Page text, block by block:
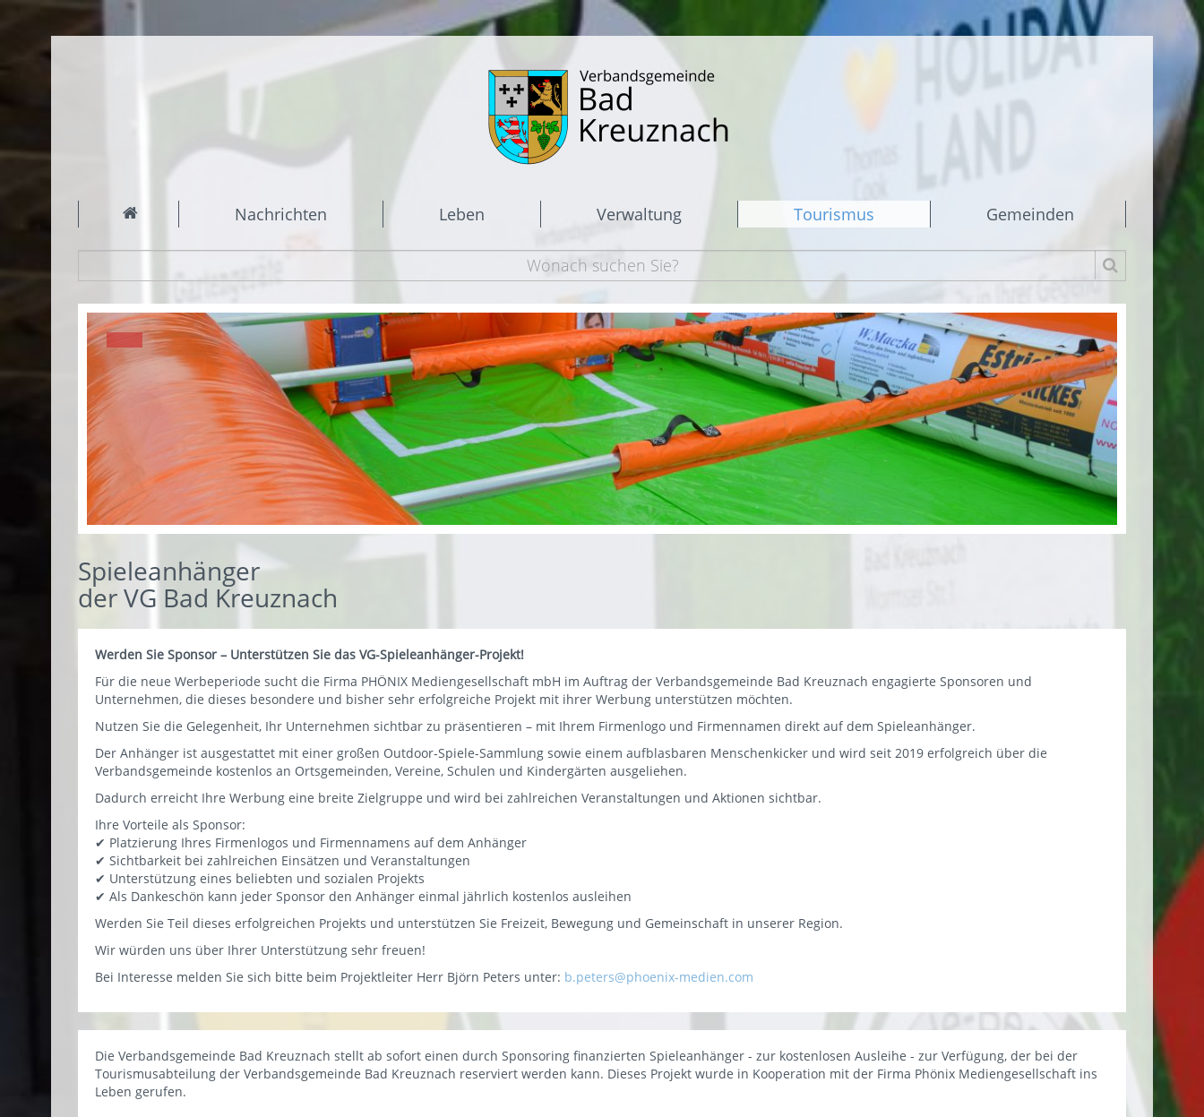
Nachrichten Leben Verwaltung Tourismus Gemeinden
Spieleanhänger
der VG Bad Kreuznach
Werden Sie Sponsor – Unterstützen Sie das VG-Spieleanhänger-Projekt!
Für die neue Werbeperiode sucht die Firma PHÖNIX Mediengesellschaft mbH im Auftrag der Verbandsgemeinde Bad Kreuznach engagierte Sponsoren und
Unternehmen, die dieses besondere und bisher sehr erfolgreiche Projekt mit ihrer Werbung unterstützen möchten.
Nutzen Sie die Gelegenheit, Ihr Unternehmen sichtbar zu präsentieren – mit Ihrem Firmenlogo und Firmennamen direkt auf dem Spieleanhänger.
Der Anhänger ist ausgestattet mit einer großen Outdoor-Spiele-Sammlung sowie einem aufblasbaren Menschenkicker und wird seit 2019 erfolgreich über die
Verbandsgemeinde kostenlos an Ortsgemeinden, Vereine, Schulen und Kindergärten ausgeliehen.
Dadurch erreicht Ihre Werbung eine breite Zielgruppe und wird bei zahlreichen Veranstaltungen und Aktionen sichtbar.
Ihre Vorteile als Sponsor:
✔ Platzierung Ihres Firmenlogos und Firmennamens auf dem Anhänger
✔ Sichtbarkeit bei zahlreichen Einsätzen und Veranstaltungen
✔ Unterstützung eines beliebten und sozialen Projekts
✔ Als Dankeschön kann jeder Sponsor den Anhänger einmal jährlich kostenlos ausleihen
Werden Sie Teil dieses erfolgreichen Projekts und unterstützen Sie Freizeit, Bewegung und Gemeinschaft in unserer Region.
Wir würden uns über Ihrer Unterstützung sehr freuen!
Bei Interesse melden Sie sich bitte beim Projektleiter Herr Björn Peters unter: b.peters@phoenix-medien.com
Die Verbandsgemeinde Bad Kreuznach stellt ab sofort einen durch Sponsoring finanzierten Spieleanhänger - zur kostenlosen Ausleihe - zur Verfügung, der bei der
Tourismusabteilung der Verbandsgemeinde Bad Kreuznach reserviert werden kann. Dieses Projekt wurde in Kooperation mit der Firma Phönix Mediengesellschaft ins
Leben gerufen.